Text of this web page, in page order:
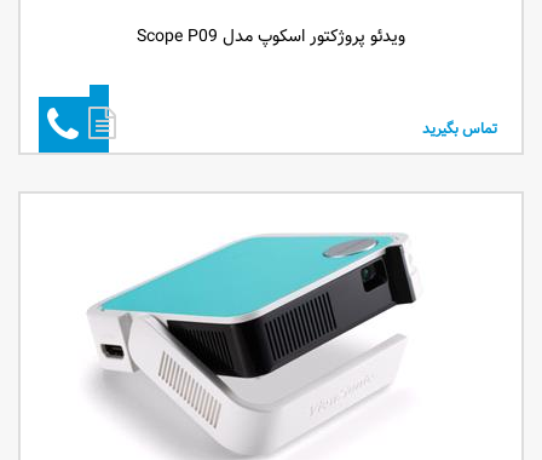
ویدئو پروژکتور اسکوپ مدل Scope P09
تماس بگیرید